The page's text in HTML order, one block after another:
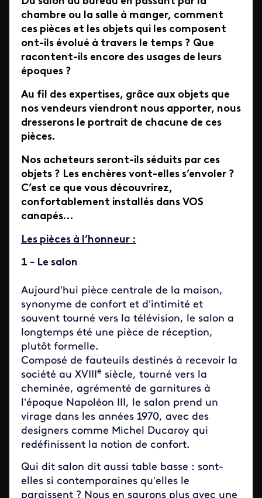
chambre ou la salle à manger, comment
ces pièces et les objets qui les composent
ont-ils évolué à travers le temps ? Que
racontent-ils encore des usages de leurs
époques ?
Au fil des expertises, grâce aux objets que
nos vendeurs viendront nous apporter, nous
dresserons le portrait de chacune de ces
pièces.
Nos acheteurs seront-ils séduits par ces
objets ? Les enchères vont-elles s’envoler ?
C’est ce que vous découvrirez,
confortablement installés dans VOS
canapés…
Les pièces à l’honneur :
1 - Le salon
Aujourd’hui pièce centrale de la maison,
synonyme de confort et d’intimité et
souvent tourné vers la télévision, le salon a
longtemps été une pièce de réception,
plutôt formelle.
Composé de fauteuils destinés à recevoir la
société au XVIII
e siècle, tourné vers la
cheminée, agrémenté de garnitures à
l’époque Napoléon III, le salon prend un
virage dans les années 1970, avec des
designers comme Michel Ducaroy qui
redéfinissent la notion de confort.
Qui dit salon dit aussi table basse : sont-
elles si contemporaines qu’elles le
paraissent ? Nous en saurons plus avec une